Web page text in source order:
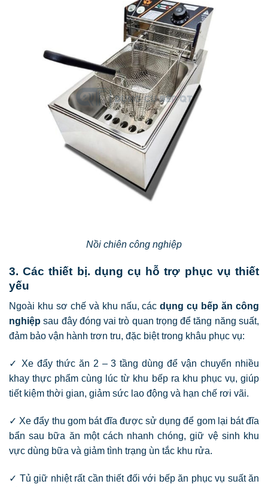
Nồi chiên công nghiệp
3. Các thiết bị. dụng cụ hỗ trợ phục vụ thiết
yếu
Ngoài khu sơ chế và khu nấu, cácdụng cụ bếp ăn công
nghiệpsau đây đóng vai trò quan trọng để tăng năng suất,
đảm bảo vận hành trơn tru, đặc biệt trong khâu phục vụ:
✓ Xe đẩy thức ăn 2 – 3 tầng dùng để vận chuyển nhiều
khay thực phẩm cùng lúc từ khu bếp ra khu phục vụ, giúp
tiết kiệm thời gian, giảm sức lao động và hạn chế rơi vãi.
✓ Xe đẩy thu gom bát đĩa được sử dụng để gom lại bát đĩa
bẩn sau bữa ăn một cách nhanh chóng, giữ vệ sinh khu
vực dùng bữa và giảm tình trạng ùn tắc khu rửa.
✓ Tủ giữ nhiệt rất cần thiết đối với bếp ăn phục vụ suất ăn